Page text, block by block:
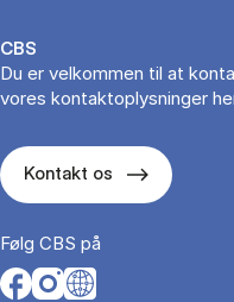
CBS
Du er velkommen til at
vores kontaktoplysninger
Kontakt os
Følg CBS på
Opens in a new tab
Opens in a new tab
Opens in a new tab